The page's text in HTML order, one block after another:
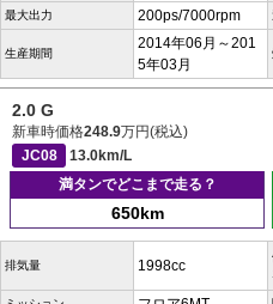
最大出力 200ps/7000rpm
生産期間
2014年06月～201
5年03月
2.0 G
新車時価格248.9万円(税込)
JC08
13.0km/L
満タンでどこまで走る？
650km
排気量 1998cc